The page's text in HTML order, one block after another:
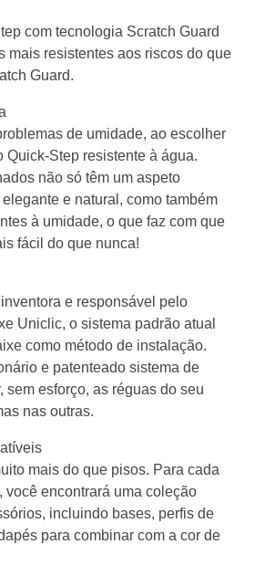
com tecnologia Scratch Guard
mais resistentes aos riscos do que
Guard.
de umidade, ao escolher
Quick-Step resistente à água.
não só têm um aspeto
e natural, como também
à umidade, o que faz com que
fácil do que nunca!
e responsável pelo
Uniclic, o sistema padrão atual
como método de instalação.
e patenteado sistema de
sem esforço, as réguas do seu
nas outras.
mais do que pisos. Para cada
você encontrará uma coleção
incluindo bases, perfis de
para combinar com a cor de